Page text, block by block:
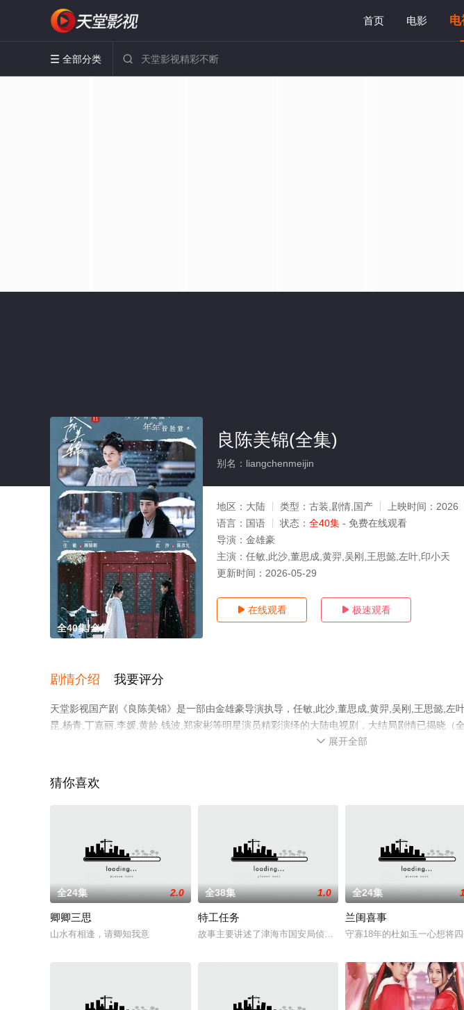
首页 电影 电
 全部分类 
全40集/全集
良陈美锦(全集)
别名：liangchenmeijin
地区： 大陆 类型： 古装,剧情,国产 上映时间： 2026
语言： 国语 状态： 全40集 - 免费在线观看
导演： 金雄豪
主演： 任敏,此沙,董思成,黄羿,吴刚,王思懿,左叶,印小天
更新时间： 2026-05-29
 在线观看  极速观看
剧情介绍 我要评分
天堂影视国产剧《良陈美锦》是一部由金雄豪导演执导，任敏,此沙,董思成,黄羿,吴刚,王思懿,左
昆,杨青,丁嘉丽,李媛,黄龄,钱波,郑家彬等明星演员精彩演绎的大陆电视剧，大结局剧情已揭晓（
版电视剧全集就上天堂电影网，更多相关信息可移步至豆瓣电视剧、电视猫或剧情网等平台了解。
 展开全部
猜你喜欢
全24集 2.0
卿卿三思
山水有相逢，请卿知我意
全38集 1.0
特工任务
故事主要讲述了津海市国安局侦察科科长高天阳（韩庚 饰）发现境
全24集
兰闺喜事
守寡18年的杜如玉一心想将